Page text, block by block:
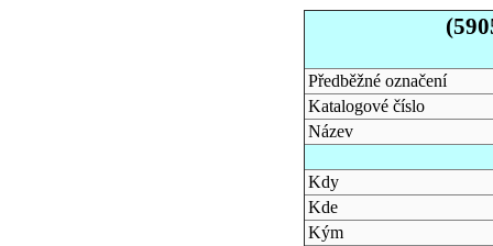
Předběžné označení
Katalogové číslo
Název
Kdy
Kde
Kým